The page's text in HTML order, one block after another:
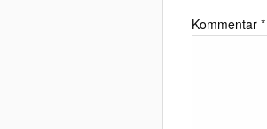
Kommentar *